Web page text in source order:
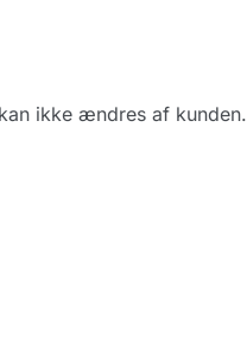
ikke ændres af kunden.